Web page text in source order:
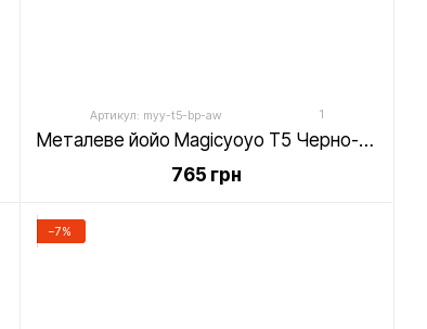
Артикул: myy-t5-bp-aw 1
Металеве йойо Magicyoyo T5 Черно-фиолетовый Acid Wash
765 грн
−7%